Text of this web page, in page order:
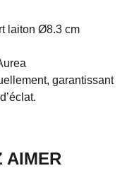
laiton Ø8.3 cm
garantissant
AIMER